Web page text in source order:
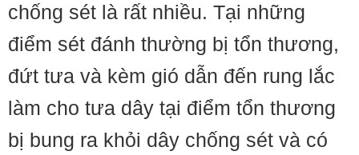
chống sét là rất nhiều. Tại những
điểm sét đánh thường bị tổn thương,
đứt tưa và kèm gió dẫn đến rung lắc
làm cho tưa dây tại điểm tổn thương
bị bung ra khỏi dây chống sét và có